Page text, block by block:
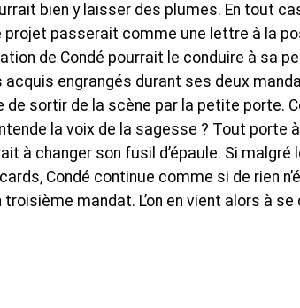
bien y laisser des plumes. En tout
passerait comme une lettre à la
de Condé pourrait le conduire à sa
acquis engrangés durant ses deux
sortir de la scène par la petite porte.
la voix de la sagesse ? Tout porte
à changer son fusil d’épaule. Si malgré
Condé continue comme si de rien
mandat. L’on en vient alors à